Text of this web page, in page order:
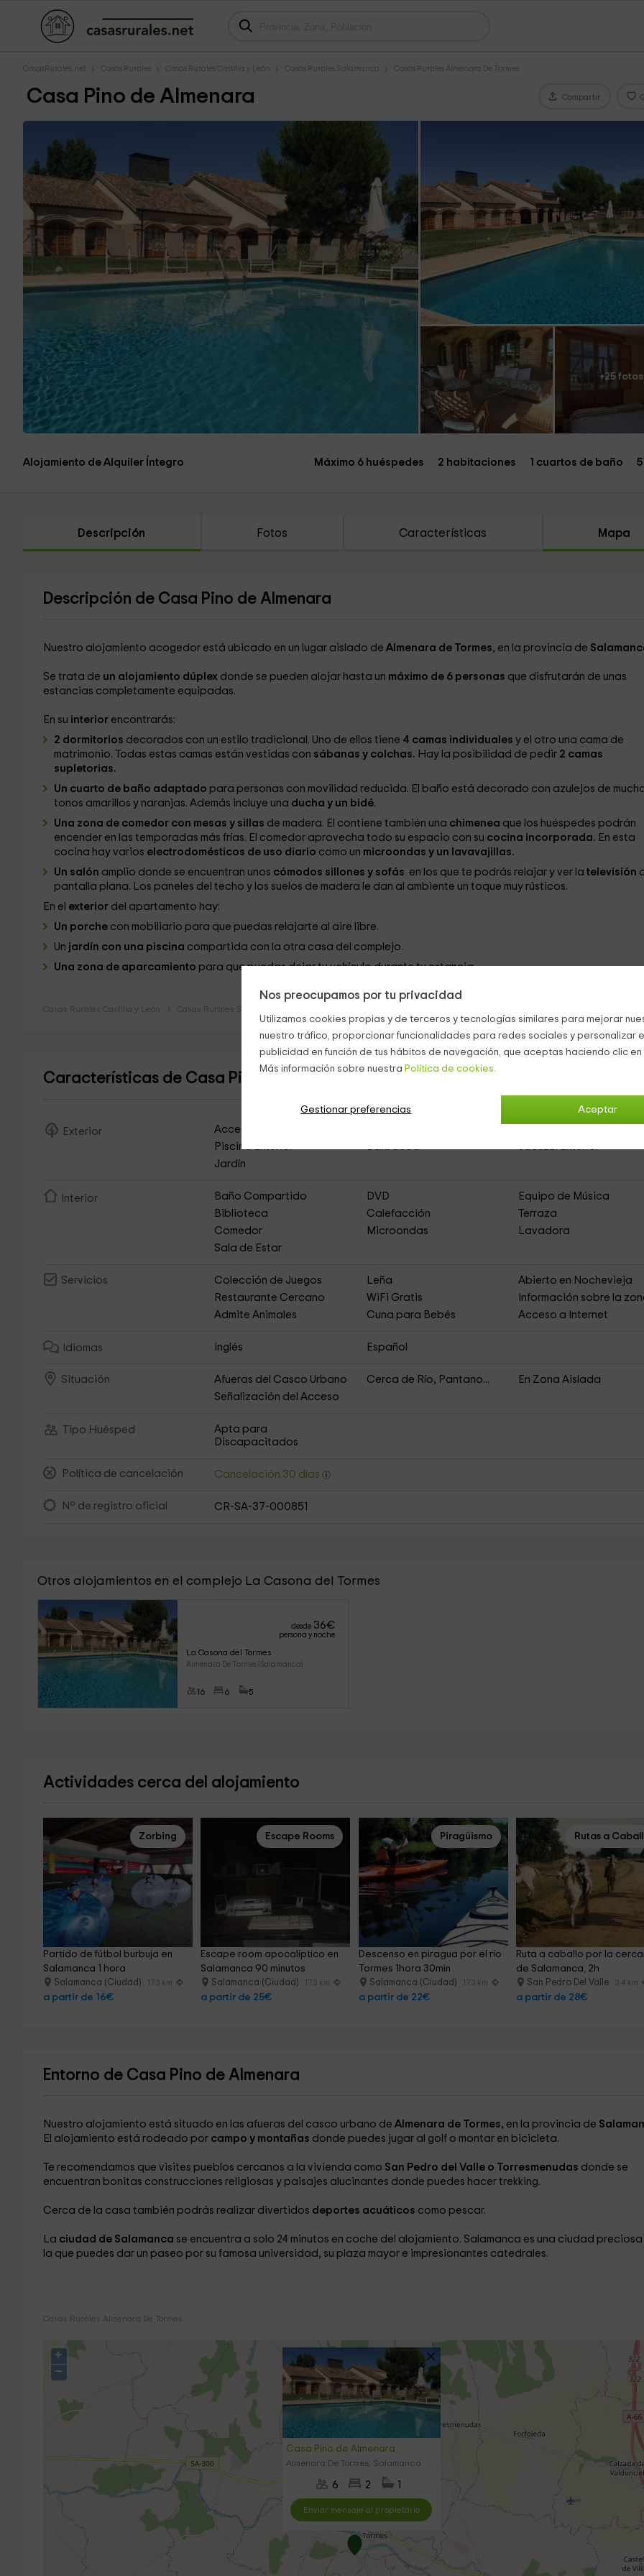
Nos preocupamos por tu privacidad
Utilizamos cookies propias y de terceros y tecnologías similares para mejorar
nuestro tráfico, proporcionar funcionalidades para redes sociales y personalizar
publicidad en función de tus hábitos de navegación, que aceptas haciendo clic
Más información sobre nuestra Política de cookies.
Aceptar
Gestionar preferencias
CasasRurales.net Casas Rurales Casas Rurales Castilla y León Casas Rurales Salamanca Casas Rurales Almenara De Tormes
Casa Pino de Almenara Compartir
+25 fotos
Alojamiento de Alquiler Íntegro Máximo 6 huéspedes 2 habitaciones 1 cuartos de baño
Descripción Fotos Características Mapa
Descripción de Casa Pino de Almenara
Nuestro alojamiento acogedor está ubicado en un lugar aislado de Almenara de Tormes, en la provincia de
Se trata de un alojamiento dúplexdonde se pueden alojar hasta un máximo de 6 personas que disfrutarán de unas
estancias completamente equipadas.
En su interiorencontrarás:
2 dormitorios decorados con un estilo tradicional. Uno de ellos tiene 4 camas individuales y el otro una cama de
matrimonio. Todas estas camas están vestidas con sábanas y colchas. Hay la posibilidad de pedir 2 camas
supletorias.
Un cuarto de baño adaptado para personas con movilidad reducida. El baño está decorado con azulejos de
tonos amarillos y naranjas. Además incluye una ducha y un bidé.
Una zona de comedor con mesas y sillas de madera. El contiene también una chimenea que los huéspedes podrán
encender en las temporadas más frías. El comedor aprovecha todo su espacio con su cocina incorporada. En esta
cocina hay varios electrodomésticos de uso diario como un microondas y un lavavajillas.
Un salón amplio donde se encuentran unos cómodos sillones y sofás en los que te podrás relajar y ver la televisión
pantalla plana. Los paneles del techo y los suelos de madera le dan al ambiente un toque muy rústicos.
En el exterior del apartamento hay:
Un porche con mobiliario para que puedas relajarte al aire libre.
Un jardín con una piscina compartida con la otra casa del complejo.
Una zona de aparcamiento para que puedas dejar tu vehículo durante tu estancia.
Casas Rurales Castilla y León Casas Rurales Salamanca
Características de Casa Pino de Almenara
Exterior Acceso Asfaltado
Piscina Exterior
Barbacoa
Jacuzzi Exterior
Jardín
Interior Baño Compartido DVD
Equipo de Música
Biblioteca
Calefacción
Terraza
Comedor
Microondas
Lavadora
Sala de Estar
Servicios Colección de Juegos Leña
Abierto en Nochevieja
Restaurante Cercano
WiFi Gratis
Información sobre la
Admite Animales
Cuna para Bebés Acceso a Internet
Idiomas Inglés Español
Situación Afueras del Casco Urbano Cerca de Río, Pantano...
En Zona Aislada
Señalización del Acceso
Tipo Huésped
Apta para
Discapacitados
Política de cancelación Cancelación 30 días
Nº de registro oficial CR-SA-37-000851
Otros alojamientos en el complejo La Casona del Tormes
desde 36€
persona y noche
La Casona del Tormes
Almenara De Tormes (Salamanca)
16 6 5
Actividades cerca del alojamiento
Zorbing
Partido de fútbol burbuja en
Salamanca 1 hora
Salamanca (Ciudad) 17.3 km
a partir de 16€
Escape Rooms
Escape room apocalíptico en
Salamanca 90 minutos
Salamanca (Ciudad) 17.3 km
a partir de 25€
Piragüismo
Descenso en piragua por el río
Tormes 1hora 30min
Salamanca (Ciudad) 17.3 km
a partir de 22€
Rutas a
Ruta a caballo por la
de Salamanca, 2h
San Pedro Del Valle 3.4 km
a partir de 28€
Entorno de Casa Pino de Almenara
Nuestro alojamiento está situado en las afueras del casco urbano de Almenara de Tormes, en la provincia de
El alojamiento está rodeado por campo y montañas donde puedes jugar al golf o montar en bicicleta.
Te recomendamos que visites pueblos cercanos a la vivienda como San Pedro del Valle o Torresmenudas donde se
encuentran bonitas construcciones religiosas y paisajes alucinantes donde puedes hacer trekking.
Cerca de la casa también podrás realizar divertidos deportes acuáticos como pescar.
La ciudad de Salamanca se encuentra a solo 24 minutos en coche del alojamiento. Salamanca es una ciudad preciosa
la que puedes dar un paseo por su famosa universidad, su plaza mayor e impresionantes catedrales.
Casas Rurales Almenara De Tormes
Casa Pino de Almenara
Almenara De Tormes, Salamanca
6 2
Enviar mensaje al propietario
+
−